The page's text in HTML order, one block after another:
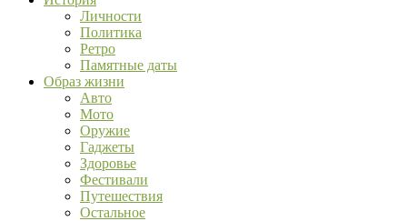
Личности
Политика
Ретро
Памятные даты
Образ жизни
Авто
Мото
Оружие
Гаджеты
Здоровье
Фестивали
Путешествия
Остальное